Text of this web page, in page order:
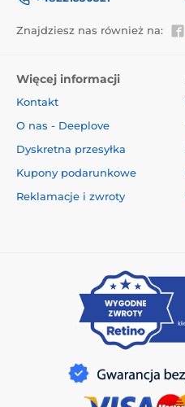
Znajdziesz nas również na:
Więcej informacji
Kontakt
O nas - Deeplove
Dyskretna przesyłka
Kupony podarunkowe
Reklamacje i zwroty